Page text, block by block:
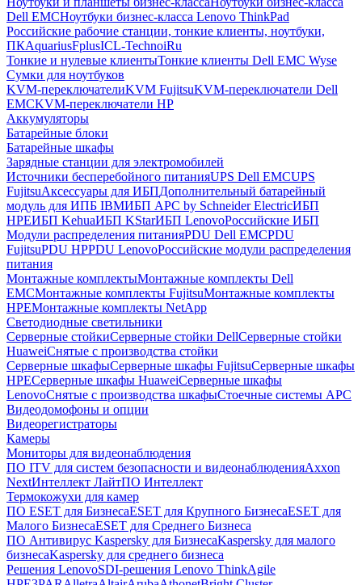
Dell EMCНоутбуки бизнес-класса Lenovo ThinkPad
Российские рабочие станции, тонкие клиенты, ноутбуки,
ПКAquariusFplusICL-TechnoiRu
Тонкие и нулевые клиентыТонкие клиенты Dell EMC Wyse
Сумки для ноутбуков
KVM-переключателиKVM FujitsuKVM-переключатели Dell
EMCKVM-переключатели HP
Аккумуляторы
Батарейные блоки
Батарейные шкафы
Зарядные станции для электромобилей
Источники бесперебойного питанияUPS Dell EMCUPS
FujitsuАксессуары для ИБПДополнительный батарейный
модуль для ИПБ IBMИБП APC by Schneider ElectricИБП
HPEИБП KehuaИБП KStarИБП LenovoРоссийские ИБП
Модули распределения питанияPDU Dell EMCPDU
FujitsuPDU HPPDU LenovoРоссийские модули распределения
питания
Монтажные комплектыМонтажные комплекты Dell
EMCМонтажные комплекты FujitsuМонтажные комплекты
HPEМонтажные комплекты NetApp
Светодиодные светильники
Серверные стойкиСерверные стойки DellСерверные стойки
HuaweiСнятые с производства стойки
Серверные шкафыСерверные шкафы FujitsuСерверные шкафы
HPEСерверные шкафы HuaweiСерверные шкафы
LenovoСнятые с производства шкафыСтоечные системы APC
Видеодомофоны и опции
Видеорегистраторы
Камеры
Мониторы для видеонаблюдения
ПО ITV для систем безопасности и видеонаблюденияAxxon
NextИнтеллект ЛайтПО Интеллект
Термокожухи для камер
ПО ESET для БизнесаESET для Крупного БизнесаESET для
Малого БизнесаESET для Среднего Бизнеса
ПО Антивирус Kaspersky для БизнесаKaspersky для малого
бизнесаKaspersky для среднего бизнеса
Решения LenovoSDI-решения Lenovo ThinkAgile